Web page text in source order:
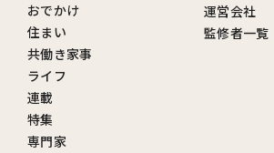
おでかけ
住まい
共働き家事
ライフ
連載
特集
専門家
運営会社
監修者一覧